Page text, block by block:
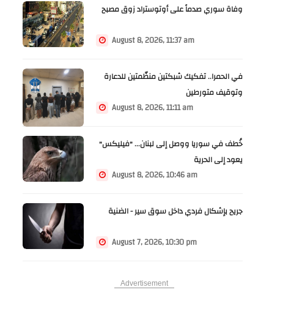
وفاة سوري صدماً على أوتوستراد زوق مصبح
August 8, 2026, 11:37 am
في الحمرا.. تفكيك شبكتين منظّمتين للدعارة
وتوقيف متورطين
August 8, 2026, 11:11 am
خُطف في سوريا ووصل إلى لبنان... "فيليكس"
يعود إلى الحرية
August 8, 2026, 10:46 am
جريح بإشكال فردي داخل سوق سير - الضنية
August 7, 2026, 10:30 pm
Advertisement